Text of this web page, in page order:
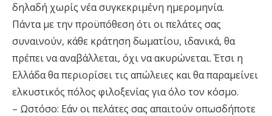
δηλαδή χωρίς νέα συγκεκριµένη ηµεροµηνία.
Πάντα µε την προϋπόθεση ότι οι πελάτες σας
συναινούν, κάθε κράτηση δωµατίου, ιδανικά, θα
πρέπει να αναβάλλεται, όχι να ακυρώνεται. Έτσι η
Ελλάδα θα περιορίσει τις απώλειες και θα παραµείνει
ελκυστικός πόλος φιλοξενίας για όλο τον κόσµο.
– Ωστόσο: Εάν οι πελάτες σας απαιτούν οπωσδήποτε